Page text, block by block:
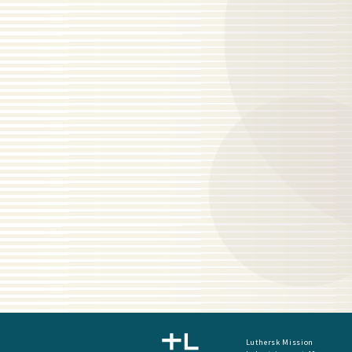
Luthersk Mission